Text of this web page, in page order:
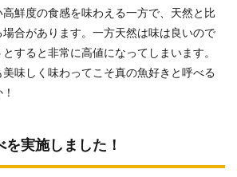
鮮度の食感を味わえる一方で、天然と比
合があります。一方天然は味は良いので
すると非常に高値になってしまいます。
味しく味わってこそ真の魚好きと呼べる
実施しました！